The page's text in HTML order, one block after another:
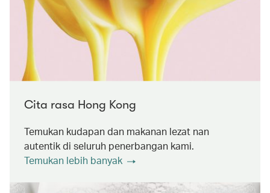
Cita rasa Hong Kong
Temukan kudapan dan makanan lezat nan
autentik di seluruh penerbangan kami.
Temukan lebih banyak